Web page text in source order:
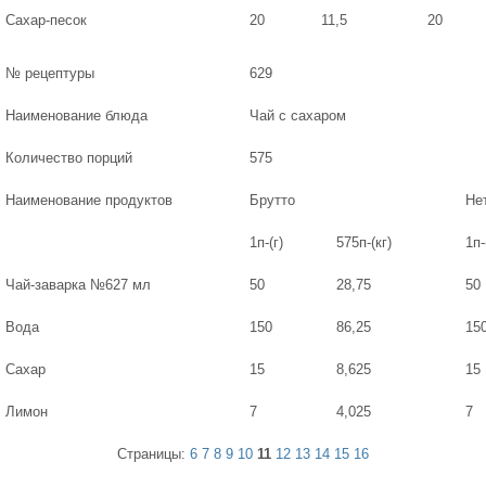
Сахар-песок 20 11,5 20
№ рецептуры 629
Наименование блюда Чай с сахаром
Количество порций 575
Наименование продуктов Брутто
1п-(г) 575п-(кг)
Чай-заварка №627 мл 50 28,75 50
Вода 150 86,25
Сахар 15 8,625 15
Лимон 7 4,025 7
Страницы: 6 7 8 9 10 11 12 13 14 15 16